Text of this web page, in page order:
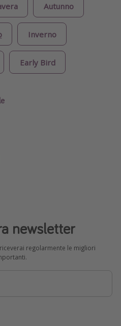
Autunno
Inverno
Early Bird
newsletter
regolarmente le migliori